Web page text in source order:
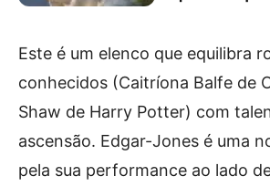
Este é um elenco que equilibra
conhecidos (Caitríona Balfe de
Shaw de Harry Potter) com
ascensão. Edgar-Jones é uma
pela sua performance ao lado